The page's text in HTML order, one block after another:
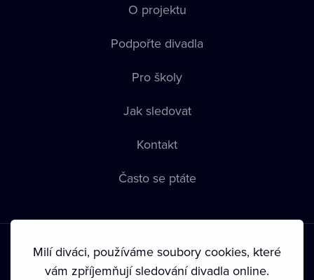
O projektu
Podpořte divadla
Pro školy
Jak sledovat
Kontakt
Často se ptáte
Milí diváci, používáme soubory cookies, které
vám zpříjemňují sledování divadla online.